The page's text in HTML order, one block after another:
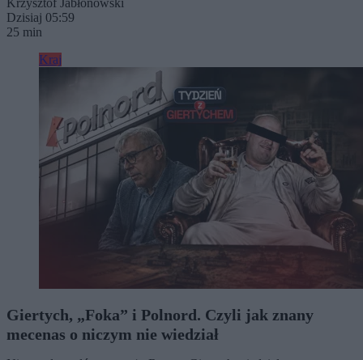
Krzysztof Jabłonowski
Dzisiaj 05:59
25 min
Kraj
Giertych, „Foka” i Polnord. Czyli jak znany
mecenas o niczym nie wiedział